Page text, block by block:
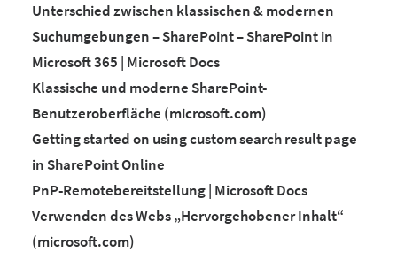
Unterschied zwischen klassischen & modernen
Suchumgebungen – SharePoint – SharePoint in
Microsoft 365 | Microsoft Docs
Klassische und moderne SharePoint-
Benutzeroberfläche (microsoft.com)
Getting started on using custom search result page
in SharePoint Online
PnP-Remotebereitstellung | Microsoft Docs
Verwenden des Webs „Hervorgehobener Inhalt“
(microsoft.com)